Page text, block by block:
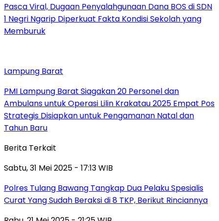
Pasca Viral, Dugaan Penyalahgunaan Dana BOS di SDN
1 Negri Ngarip Diperkuat Fakta Kondisi Sekolah yang
Memburuk
Lampung Barat
PMI Lampung Barat Siagakan 20 Personel dan
Ambulans untuk Operasi Lilin Krakatau 2025 Empat Pos
Strategis Disiapkan untuk Pengamanan Natal dan
Tahun Baru
Berita Terkait
Sabtu, 31 Mei 2025 - 17:13 WIB
Polres Tulang Bawang Tangkap Dua Pelaku Spesialis
Curat Yang Sudah Beraksi di 8 TKP, Berikut Rinciannya